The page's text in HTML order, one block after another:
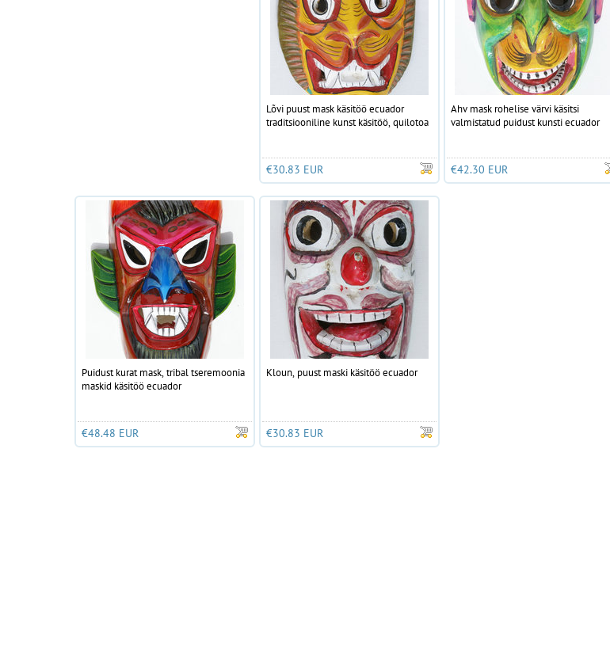
Lõvi puust mask käsitöö ecuador
traditsiooniline kunst käsitöö, quilotoa
€30.83 EUR
Ahv mask rohelise värvi käsitsi
valmistatud puidust kunsti ecuador
€42.30 EUR
Puidust kurat mask, tribal tseremoonia
maskid käsitöö ecuador
€48.48 EUR
Kloun, puust maski käsitöö ecuador
€30.83 EUR